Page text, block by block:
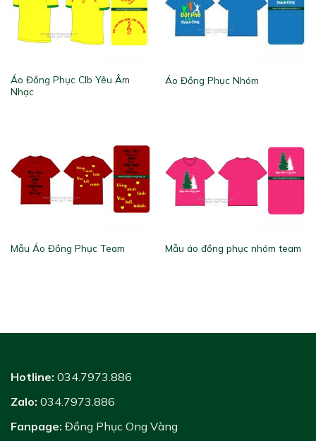
Áo Đồng Phục Clb Yêu Âm
Nhạc
Áo Đồng Phục Nhóm
Mẫu Áo Đồng Phục Team Mẫu áo đồng phục nhóm team
Hotline: 034.7973.886
Zalo: 034.7973.886
Fanpage: Đồng Phục Ong Vàng